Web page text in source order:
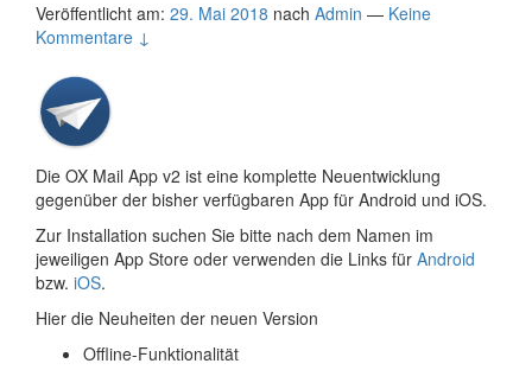
Veröffentlicht am: 29. Mai 2018 nach Admin — Keine
Kommentare ↓
Die OX Mail App v2 ist eine komplette Neuentwicklung
gegenüber der bisher verfügbaren App für Android und iOS.
Zur Installation suchen Sie bitte nach dem Namen im
jeweiligen App Store oder verwenden die Links für Android
bzw. iOS.
Hier die Neuheiten der neuen Version
Offline-Funktionalität